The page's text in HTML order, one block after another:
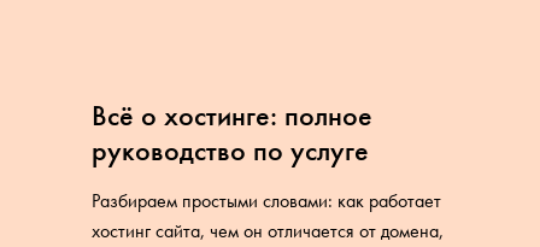
Всё о хостинге: полное
руководство по услуге
Разбираем простыми словами: как работает
хостинг сайта, чем он отличается от домена,